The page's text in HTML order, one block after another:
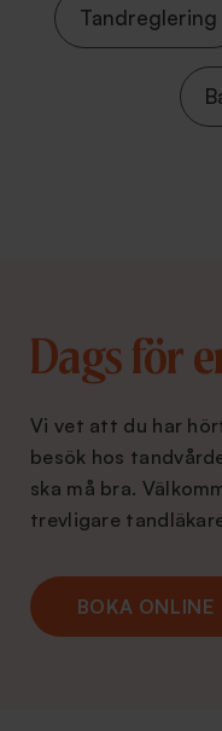
Tandreglering
Dags för
Vi vet att du har
besök hos
ska må bra.
trevligare
BOKA ONLINE